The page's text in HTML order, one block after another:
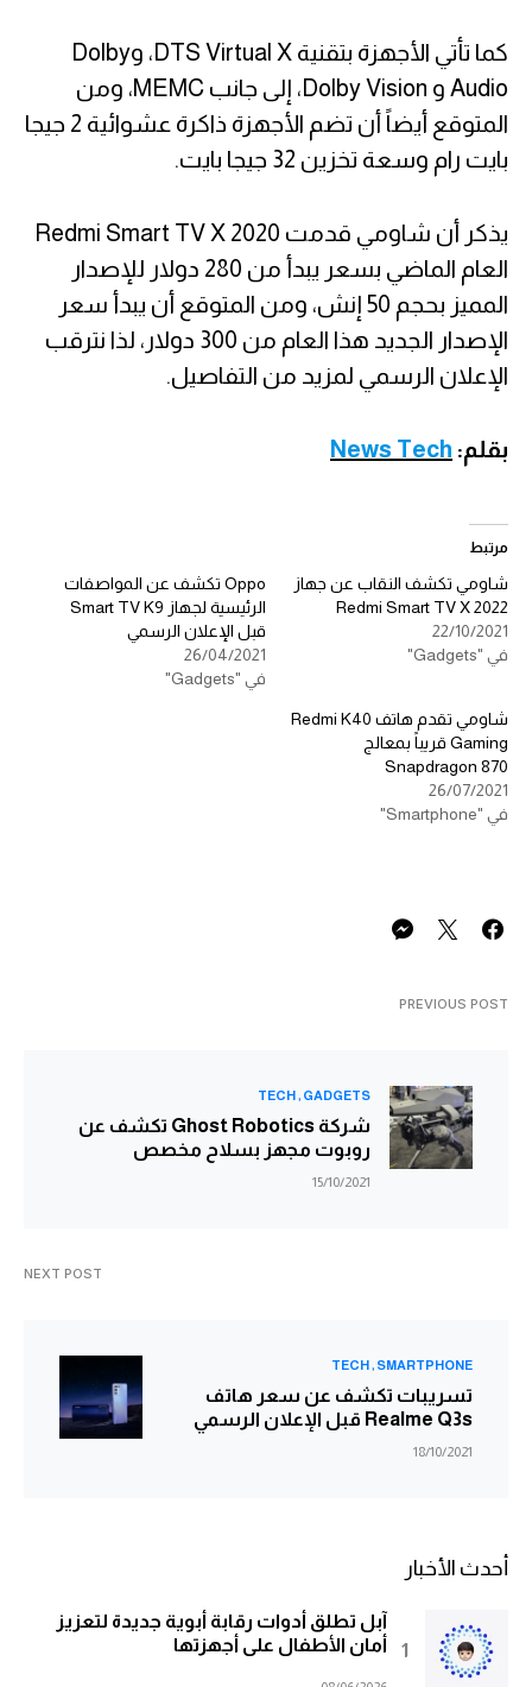
كما تأتي الأجهزة بتقنية DTS Virtual X، وDolby
Audio و Dolby Vision، إلى جانب MEMC، ومن
المتوقع أيضاً أن تضم الأجهزة ذاكرة عشوائية 2 جيجا
بايت رام وسعة تخزين 32 جيجا بايت.
يذكر أن شاومي قدمت Redmi Smart TV X 2020
العام الماضي بسعر يبدأ من 280 دولار للإصدار
المميز بحجم 50 إنش، ومن المتوقع أن يبدأ سعر
الإصدار الجديد هذا العام من 300 دولار، لذا نترقب
الإعلان الرسمي لمزيد من التفاصيل.
بقلم: News Tech
مرتبط
شاومي تكشف النقاب عن جهاز
Redmi Smart TV X 2022
22/10/2021
في "Gadgets"
Oppo تكشف عن المواصفات
الرئيسية لجهاز Smart TV K9
قبل الإعلان الرسمي
26/04/2021
في "Gadgets"
شاومي تقدم هاتف Redmi K40
Gaming قريباً بمعالج
Snapdragon 870
26/07/2021
في "Smartphone"
PREVIOUS POST
GADGETS
TECH
شركة Ghost Robotics تكشف عن
روبوت مجهز بسلاح مخصص
15/10/2021
NEXT POST
SMARTPHONE
TECH
تسريبات تكشف عن سعر هاتف
Realme Q3s قبل الإعلان الرسمي
18/10/2021
أحدث الأخبار
آبل تطلق أدوات رقابة أبوية جديدة لتعزيز
أمان الأطفال على أجهزتها